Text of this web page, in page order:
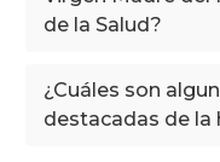
de la Salud?
¿Cuáles son
destacadas de la